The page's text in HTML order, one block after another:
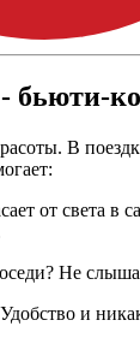
бьюти-
В
от света в
Не
и